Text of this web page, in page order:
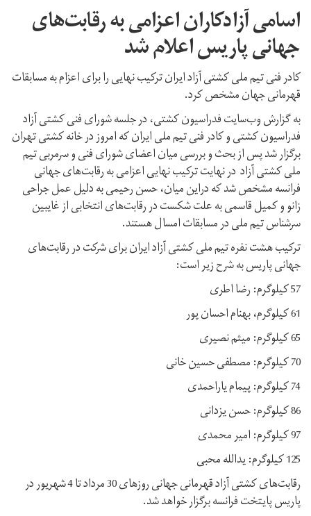
اسامی آزادکاران اعزامی به رقابت‌های
جهانی پاریس اعلام شد
کادر فنی تیم ملی کشتی آزاد ایران ترکیب نهایی را برای اعزام به مسابقات
قهرمانی جهان مشخص کرد.
به گزارش وب‌سایت فدراسیون کشتی، در جلسه شورای فنی کشتی آزاد
فدراسیون کشتی و کادر فنی تیم ملی ایران که امروز در خانه کشتی تهران
برگزار شد پس از بحث و بررسی میان اعضای شورای فنی و سرمربی تیم
ملی کشتی آزاد در نهایت ترکیب نهایی اعزامی به رقابت‌های جهانی
فرانسه مشخص شد که دراین میان، حسن رحیمی به دلیل عمل جراحی
زانو و کمیل قاسمی به علت شکست در رقابت‌های انتخابی از غایبین
سرشناس تیم ملی در مسابقات امسال هستند.
ترکیب هشت نفره تیم ملی کشتی آزاد ایران برای شرکت در رقابت‌های
جهانی پاریس به شرح زیر است:
57 کیلوگرم: رضا اطری
61 کیلوگرم، بهنام احسان پور
65 کیلوگرم: میثم نصیری
70 کیلوگرم: مصطفی حسین خانی
74 کیلوگرم: پیمام یاراحمدی
86 کیلوگرم: حسن یزدانی
97 کیلوگرم: امیر محمدی
125 کیلوگرم: یدالله محبی
رقابت‌های کشتی آزاد قهرمانی جهانی روزهای 30 مرداد تا 4 شهریور در
پاریس پایتخت فرانسه برگزار خواهد شد.